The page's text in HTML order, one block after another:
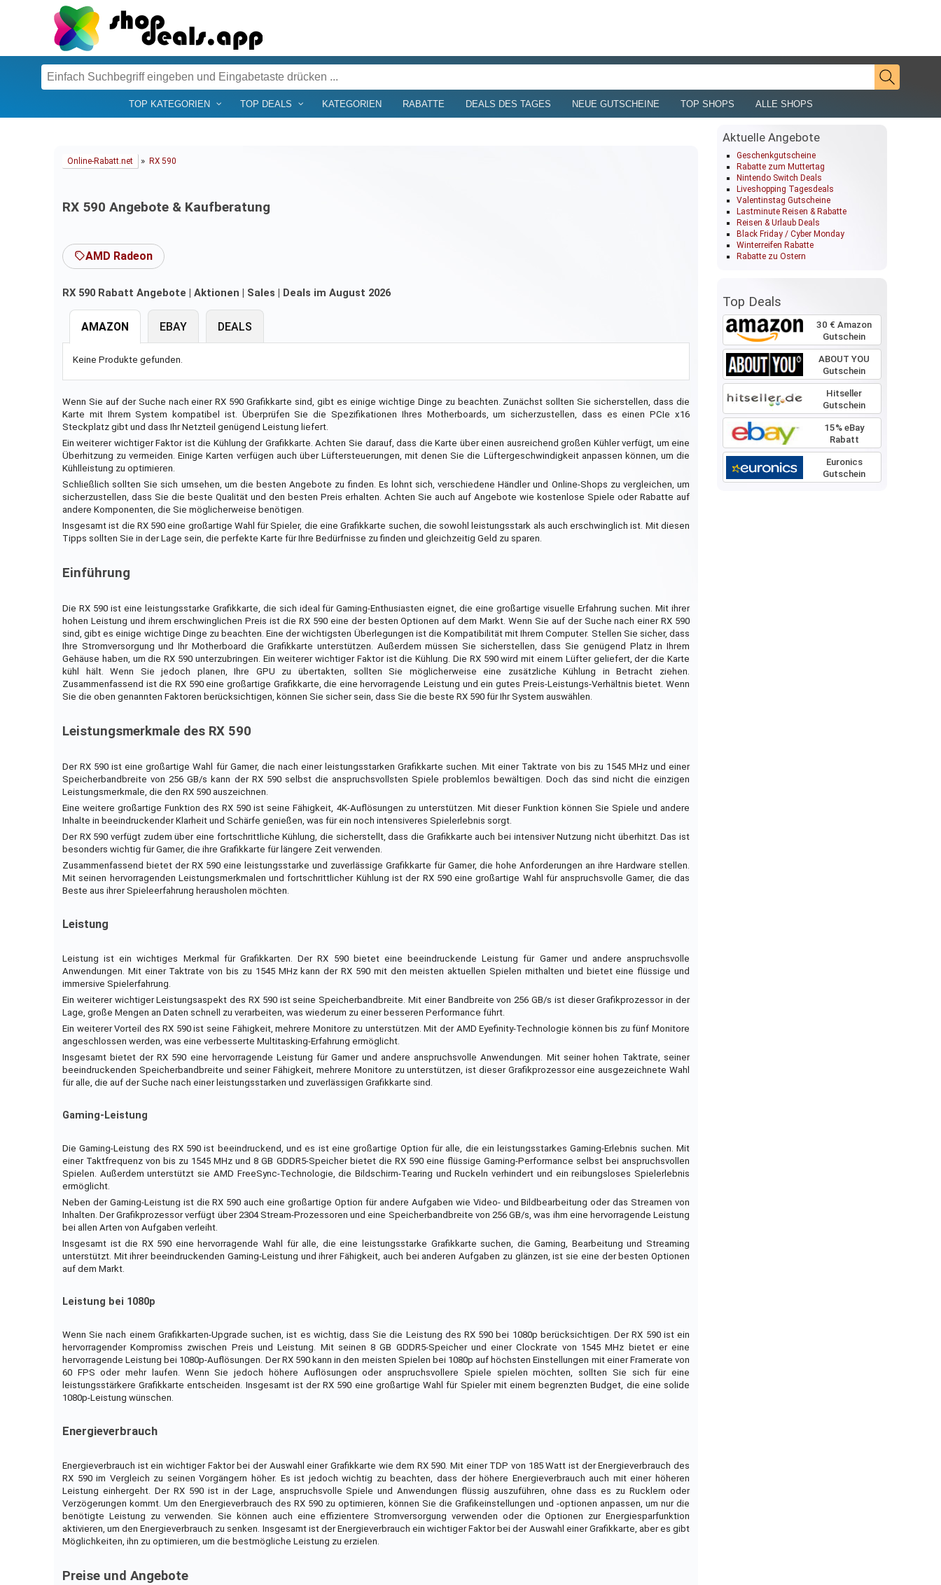
TOP KATEGORIEN TOP DEALS KATEGORIEN RABATTE DEALS DES TAGES NEUE GUTSCHEINE TOP SHOPS ALLE SHOPS
Online-Rabatt.net » RX 590
RX 590 Angebote & Kaufberatung
AMD Radeon
RX 590 Rabatt Angebote | Aktionen | Sales | Deals im August 2026
AMAZON
Keine Produkte gefunden.
EBAY DEALS
Wenn Sie auf der Suche nach einer RX 590 Grafikkarte sind, gibt es einige wichtige Dinge zu beachten. Zunächst sollten Sie sicherstellen, dass die
Karte mit Ihrem System kompatibel ist. Überprüfen Sie die Spezifikationen Ihres Motherboards, um sicherzustellen, dass es einen PCIe x16
Steckplatz gibt und dass Ihr Netzteil genügend Leistung liefert.
Ein weiterer wichtiger Faktor ist die Kühlung der Grafikkarte. Achten Sie darauf, dass die Karte über einen ausreichend großen Kühler verfügt, um eine
Überhitzung zu vermeiden. Einige Karten verfügen auch über Lüftersteuerungen, mit denen Sie die Lüftergeschwindigkeit anpassen können, um die
Kühlleistung zu optimieren.
Schließlich sollten Sie sich umsehen, um die besten Angebote zu finden. Es lohnt sich, verschiedene Händler und Online-Shops zu vergleichen, um
sicherzustellen, dass Sie die beste Qualität und den besten Preis erhalten. Achten Sie auch auf Angebote wie kostenlose Spiele oder Rabatte auf
andere Komponenten, die Sie möglicherweise benötigen.
Insgesamt ist die RX 590 eine großartige Wahl für Spieler, die eine Grafikkarte suchen, die sowohl leistungsstark als auch erschwinglich ist. Mit diesen
Tipps sollten Sie in der Lage sein, die perfekte Karte für Ihre Bedürfnisse zu finden und gleichzeitig Geld zu sparen.
Einführung
Die RX 590 ist eine leistungsstarke Grafikkarte, die sich ideal für Gaming-Enthusiasten eignet, die eine großartige visuelle Erfahrung suchen. Mit ihrer
hohen Leistung und ihrem erschwinglichen Preis ist die RX 590 eine der besten Optionen auf dem Markt. Wenn Sie auf der Suche nach einer RX 590
sind, gibt es einige wichtige Dinge zu beachten. Eine der wichtigsten Überlegungen ist die Kompatibilität mit Ihrem Computer. Stellen Sie sicher, dass
Ihre Stromversorgung und Ihr Motherboard die Grafikkarte unterstützen. Außerdem müssen Sie sicherstellen, dass Sie genügend Platz in Ihrem
Gehäuse haben, um die RX 590 unterzubringen. Ein weiterer wichtiger Faktor ist die Kühlung. Die RX 590 wird mit einem Lüfter geliefert, der die Karte
kühl hält. Wenn Sie jedoch planen, Ihre GPU zu übertakten, sollten Sie möglicherweise eine zusätzliche Kühlung in Betracht ziehen.
Zusammenfassend ist die RX 590 eine großartige Grafikkarte, die eine hervorragende Leistung und ein gutes Preis-Leistungs-Verhältnis bietet. Wenn
Sie die oben genannten Faktoren berücksichtigen, können Sie sicher sein, dass Sie die beste RX 590 für Ihr System auswählen.
Leistungsmerkmale des RX 590
Der RX 590 ist eine großartige Wahl für Gamer, die nach einer leistungsstarken Grafikkarte suchen. Mit einer Taktrate von bis zu 1545 MHz und einer
Speicherbandbreite von 256 GB/s kann der RX 590 selbst die anspruchsvollsten Spiele problemlos bewältigen. Doch das sind nicht die einzigen
Leistungsmerkmale, die den RX 590 auszeichnen.
Eine weitere großartige Funktion des RX 590 ist seine Fähigkeit, 4K-Auflösungen zu unterstützen. Mit dieser Funktion können Sie Spiele und andere
Inhalte in beeindruckender Klarheit und Schärfe genießen, was für ein noch intensiveres Spielerlebnis sorgt.
Der RX 590 verfügt zudem über eine fortschrittliche Kühlung, die sicherstellt, dass die Grafikkarte auch bei intensiver Nutzung nicht überhitzt. Das ist
besonders wichtig für Gamer, die ihre Grafikkarte für längere Zeit verwenden.
Zusammenfassend bietet der RX 590 eine leistungsstarke und zuverlässige Grafikkarte für Gamer, die hohe Anforderungen an ihre Hardware stellen.
Mit seinen hervorragenden Leistungsmerkmalen und fortschrittlicher Kühlung ist der RX 590 eine großartige Wahl für anspruchsvolle Gamer, die das
Beste aus ihrer Spieleerfahrung herausholen möchten.
Leistung
Leistung ist ein wichtiges Merkmal für Grafikkarten. Der RX 590 bietet eine beeindruckende Leistung für Gamer und andere anspruchsvolle
Anwendungen. Mit einer Taktrate von bis zu 1545 MHz kann der RX 590 mit den meisten aktuellen Spielen mithalten und bietet eine flüssige und
immersive Spielerfahrung.
Ein weiterer wichtiger Leistungsaspekt des RX 590 ist seine Speicherbandbreite. Mit einer Bandbreite von 256 GB/s ist dieser Grafikprozessor in der
Lage, große Mengen an Daten schnell zu verarbeiten, was wiederum zu einer besseren Performance führt.
Ein weiterer Vorteil des RX 590 ist seine Fähigkeit, mehrere Monitore zu unterstützen. Mit der AMD Eyefinity-Technologie können bis zu fünf Monitore
angeschlossen werden, was eine verbesserte Multitasking-Erfahrung ermöglicht.
Insgesamt bietet der RX 590 eine hervorragende Leistung für Gamer und andere anspruchsvolle Anwendungen. Mit seiner hohen Taktrate, seiner
beeindruckenden Speicherbandbreite und seiner Fähigkeit, mehrere Monitore zu unterstützen, ist dieser Grafikprozessor eine ausgezeichnete Wahl
für alle, die auf der Suche nach einer leistungsstarken und zuverlässigen Grafikkarte sind.
Gaming-Leistung
Die Gaming-Leistung des RX 590 ist beeindruckend, und es ist eine großartige Option für alle, die ein leistungsstarkes Gaming-Erlebnis suchen. Mit
einer Taktfrequenz von bis zu 1545 MHz und 8 GB GDDR5-Speicher bietet die RX 590 eine flüssige Gaming-Performance selbst bei anspruchsvollen
Spielen. Außerdem unterstützt sie AMD FreeSync-Technologie, die Bildschirm-Tearing und Ruckeln verhindert und ein reibungsloses Spielerlebnis
ermöglicht.
Neben der Gaming-Leistung ist die RX 590 auch eine großartige Option für andere Aufgaben wie Video- und Bildbearbeitung oder das Streamen von
Inhalten. Der Grafikprozessor verfügt über 2304 Stream-Prozessoren und eine Speicherbandbreite von 256 GB/s, was ihm eine hervorragende Leistung
bei allen Arten von Aufgaben verleiht.
Insgesamt ist die RX 590 eine hervorragende Wahl für alle, die eine leistungsstarke Grafikkarte suchen, die Gaming, Bearbeitung und Streaming
unterstützt. Mit ihrer beeindruckenden Gaming-Leistung und ihrer Fähigkeit, auch bei anderen Aufgaben zu glänzen, ist sie eine der besten Optionen
auf dem Markt.
Leistung bei 1080p
Wenn Sie nach einem Grafikkarten-Upgrade suchen, ist es wichtig, dass Sie die Leistung des RX 590 bei 1080p berücksichtigen. Der RX 590 ist ein
hervorragender Kompromiss zwischen Preis und Leistung. Mit seinen 8 GB GDDR5-Speicher und einer Clockrate von 1545 MHz bietet er eine
hervorragende Leistung bei 1080p-Auflösungen. Der RX 590 kann in den meisten Spielen bei 1080p auf höchsten Einstellungen mit einer Framerate von
60 FPS oder mehr laufen. Wenn Sie jedoch höhere Auflösungen oder anspruchsvollere Spiele spielen möchten, sollten Sie sich für eine
leistungsstärkere Grafikkarte entscheiden. Insgesamt ist der RX 590 eine großartige Wahl für Spieler mit einem begrenzten Budget, die eine solide
1080p-Leistung wünschen.
Energieverbrauch
Energieverbrauch ist ein wichtiger Faktor bei der Auswahl einer Grafikkarte wie dem RX 590. Mit einer TDP von 185 Watt ist der Energieverbrauch des
RX 590 im Vergleich zu seinen Vorgängern höher. Es ist jedoch wichtig zu beachten, dass der höhere Energieverbrauch auch mit einer höheren
Leistung einhergeht. Der RX 590 ist in der Lage, anspruchsvolle Spiele und Anwendungen flüssig auszuführen, ohne dass es zu Rucklern oder
Verzögerungen kommt. Um den Energieverbrauch des RX 590 zu optimieren, können Sie die Grafikeinstellungen und -optionen anpassen, um nur die
benötigte Leistung zu verwenden. Sie können auch eine effizientere Stromversorgung verwenden oder die Optionen zur Energiesparfunktion
aktivieren, um den Energieverbrauch zu senken. Insgesamt ist der Energieverbrauch ein wichtiger Faktor bei der Auswahl einer Grafikkarte, aber es gibt
Möglichkeiten, ihn zu optimieren, um die bestmögliche Leistung zu erzielen.
Preise und Angebote
Aktuelle Angebote
Geschenkgutscheine
Rabatte zum Muttertag
Nintendo Switch Deals
Liveshopping Tagesdeals
Valentinstag Gutscheine
Lastminute Reisen & Rabatte
Reisen & Urlaub Deals
Black Friday / Cyber Monday
Winterreifen Rabatte
Rabatte zu Ostern
Top Deals
30 € Amazon
Gutschein
ABOUT YOU
Gutschein
Hitseller
Gutschein
15% eBay
Rabatt
Euronics
Gutschein